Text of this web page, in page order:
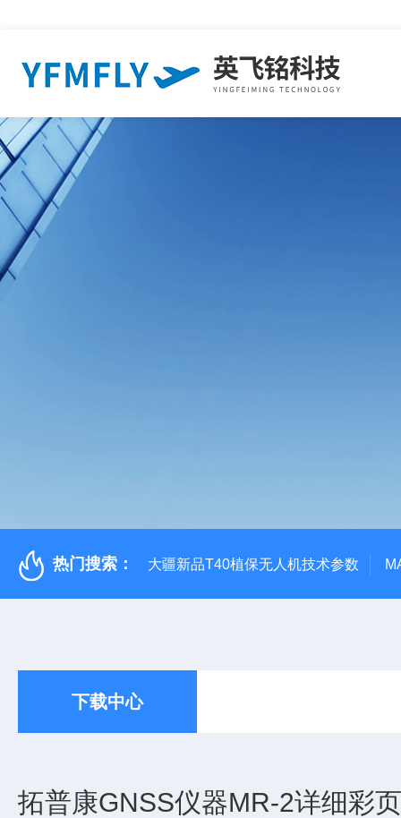
热门搜索： 大疆新品T40植保无人机技术参数
下载中心
拓普康GNSS仪器MR-2详细彩页